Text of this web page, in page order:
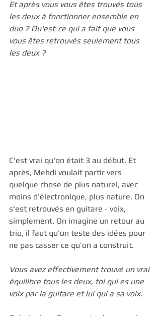
Et après vous vous êtes trouvés tous
les deux à fonctionner ensemble en
duo ? Qu'est-ce qui a fait que vous
vous êtes retrouvés seulement tous
les deux ?
C'est vrai qu'on était 3 au début. Et
après, Mehdi voulait partir vers
quelque chose de plus naturel, avec
moins d'électronique, plus nature. On
s'est retrouvés en guitare - voix,
simplement. On imagine un retour au
trio, il faut qu’on teste des idées pour
ne pas casser ce qu’on a construit.
Vous avez effectivement trouvé un vrai
équilibre tous les deux, toi qui es une
voix par la guitare et lui qui a sa voix.